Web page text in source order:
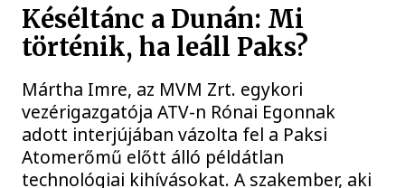
Késéltánc a Dunán: Mi
történik, ha leáll Paks?
Mártha Imre, az MVM Zrt. egykori
vezérigazgatója ATV-n Rónai Egonnak
adott interjújában vázolta fel a Paksi
Atomerőmű előtt álló példátlan
technológiai kihívásokat. A szakember, aki